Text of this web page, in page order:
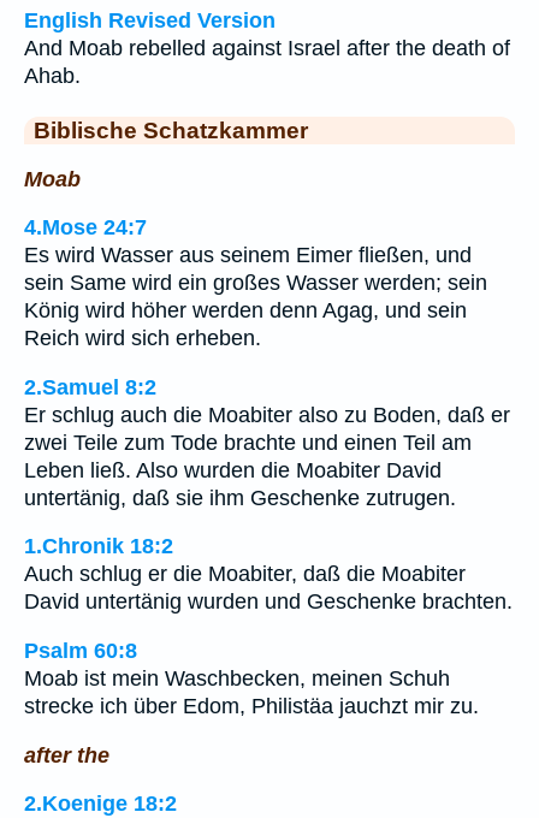
English Revised Version
And Moab rebelled against Israel after the death of
Ahab.
Biblische Schatzkammer
Moab
4.Mose 24:7
Es wird Wasser aus seinem Eimer fließen, und
sein Same wird ein großes Wasser werden; sein
König wird höher werden denn Agag, und sein
Reich wird sich erheben.
2.Samuel 8:2
Er schlug auch die Moabiter also zu Boden, daß er
zwei Teile zum Tode brachte und einen Teil am
Leben ließ. Also wurden die Moabiter David
untertänig, daß sie ihm Geschenke zutrugen.
1.Chronik 18:2
Auch schlug er die Moabiter, daß die Moabiter
David untertänig wurden und Geschenke brachten.
Psalm 60:8
Moab ist mein Waschbecken, meinen Schuh
strecke ich über Edom, Philistäa jauchzt mir zu.
after the
2.Koenige 18:2